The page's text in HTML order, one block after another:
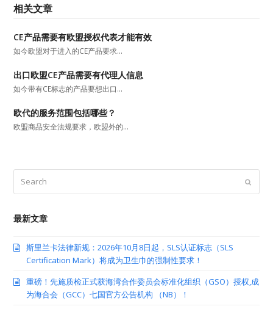
相关文章
CE产品需要有欧盟授权代表才能有效
如今欧盟对于进入的CE产品要求…
出口欧盟CE产品需要有代理人信息
如今带有CE标志的产品要想出口…
欧代的服务范围包括哪些？
欧盟商品安全法规要求，欧盟外的…
最新文章
斯里兰卡法律新规：2026年10月8日起，SLS认证标志（SLS
Certification Mark）将成为卫生巾的强制性要求！
重磅！先施质检正式获海湾合作委员会标准化组织（GSO）授权,成
为海合会（GCC）七国官方公告机构 （NB）！